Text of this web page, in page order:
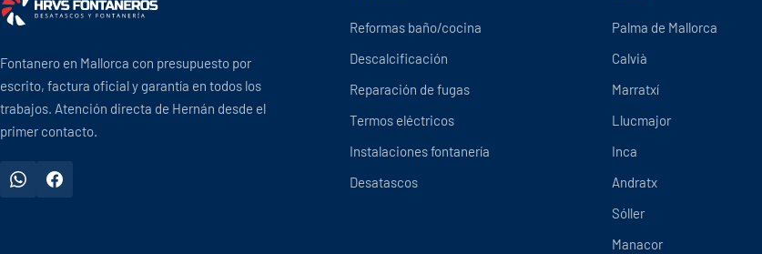
Fontanero en Mallorca con presupuesto por
escrito, factura oficial y garantía en todos los
trabajos. Atención directa de Hernán desde el
primer contacto.
Reformas baño/cocina
Descalcificación
Reparación de fugas
Termos eléctricos
Instalaciones fontanería
Desatascos
Palma de Mallorca
Calvià
Marratxí
Llucmajor
Inca
Andratx
Sóller
Manacor